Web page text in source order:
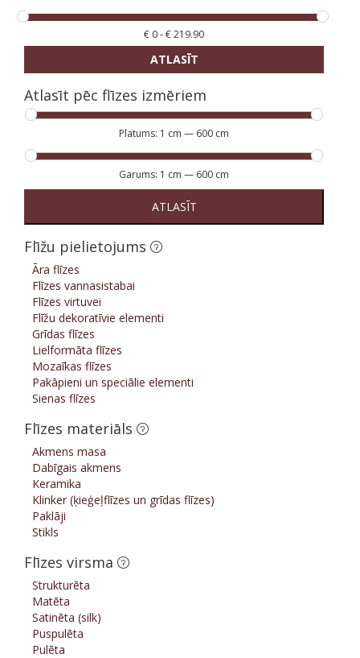
€ 0-€219.90
ATLASĪT
Atlasīt pēc flīzes izmēriem
Platums: 1 cm — 600 cm
Garums: 1 cm — 600 cm
ATLASĪT
Flīžu pielietojums
Āra flīzes
Flīzes vannasistabai
Flīzes virtuvei
Flīžu dekoratīvie elementi
Grīdas flīzes
Lielformāta flīzes
Mozaīkas flīzes
Pakāpieni un speciālie elementi
Sienas flīzes
Flīzes materiāls
Akmens masa
Dabīgais akmens
Keramika
Klinker (ķieģeļflīzes un grīdas flīzes)
Paklāji
Stikls
Flīzes virsma
Strukturēta
Matēta
Satinēta (silk)
Puspulēta
Pulēta